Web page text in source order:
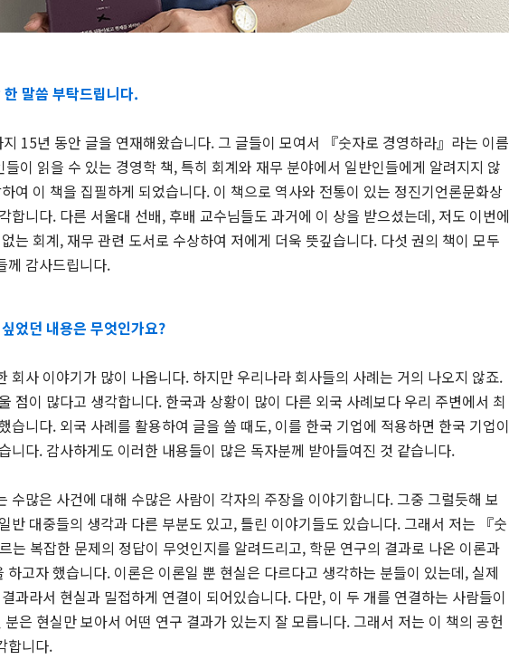
말씀 부탁드립니다.
15년 동안 글을 연재해왔습니다. 그 글들이 모여서 『숫자로 경영하라』라는 이름
이 읽을 수 있는 경영학 책, 특히 회계와 재무 분야에서 일반인들에게 알려지지 않
여 이 책을 집필하게 되었습니다. 이 책으로 역사와 전통이 있는 정진기언론문화상
합니다. 다른 서울대 선배, 후배 교수님들도 과거에 이 상을 받으셨는데, 저도 이번에
는 회계, 재무 관련 도서로 수상하여 저에게 더욱 뜻깊습니다. 다섯 권의 책이 모두
께 감사드립니다.
었던 내용은 무엇인가요?
회사 이야기가 많이 나옵니다. 하지만 우리나라 회사들의 사례는 거의 나오지 않죠.
점이 많다고 생각합니다. 한국과 상황이 많이 다른 외국 사례보다 우리 주변에서 최
습니다. 외국 사례를 활용하여 글을 쓸 때도, 이를 한국 기업에 적용하면 한국 기업이
니다. 감사하게도 이러한 내용들이 많은 독자분께 받아들여진 것 같습니다.
수많은 사건에 대해 수많은 사람이 각자의 주장을 이야기합니다. 그중 그럴듯해 보
반 대중들의 생각과 다른 부분도 있고, 틀린 이야기들도 있습니다. 그래서 저는 『숫
는 복잡한 문제의 정답이 무엇인지를 알려드리고, 학문 연구의 결과로 나온 이론과
고자 했습니다. 이론은 이론일 뿐 현실은 다르다고 생각하는 분들이 있는데, 실제
과라서 현실과 밀접하게 연결이 되어있습니다. 다만, 이 두 개를 연결하는 사람들이
은 현실만 보아서 어떤 연구 결과가 있는지 잘 모릅니다. 그래서 저는 이 책의 공헌
합니다.